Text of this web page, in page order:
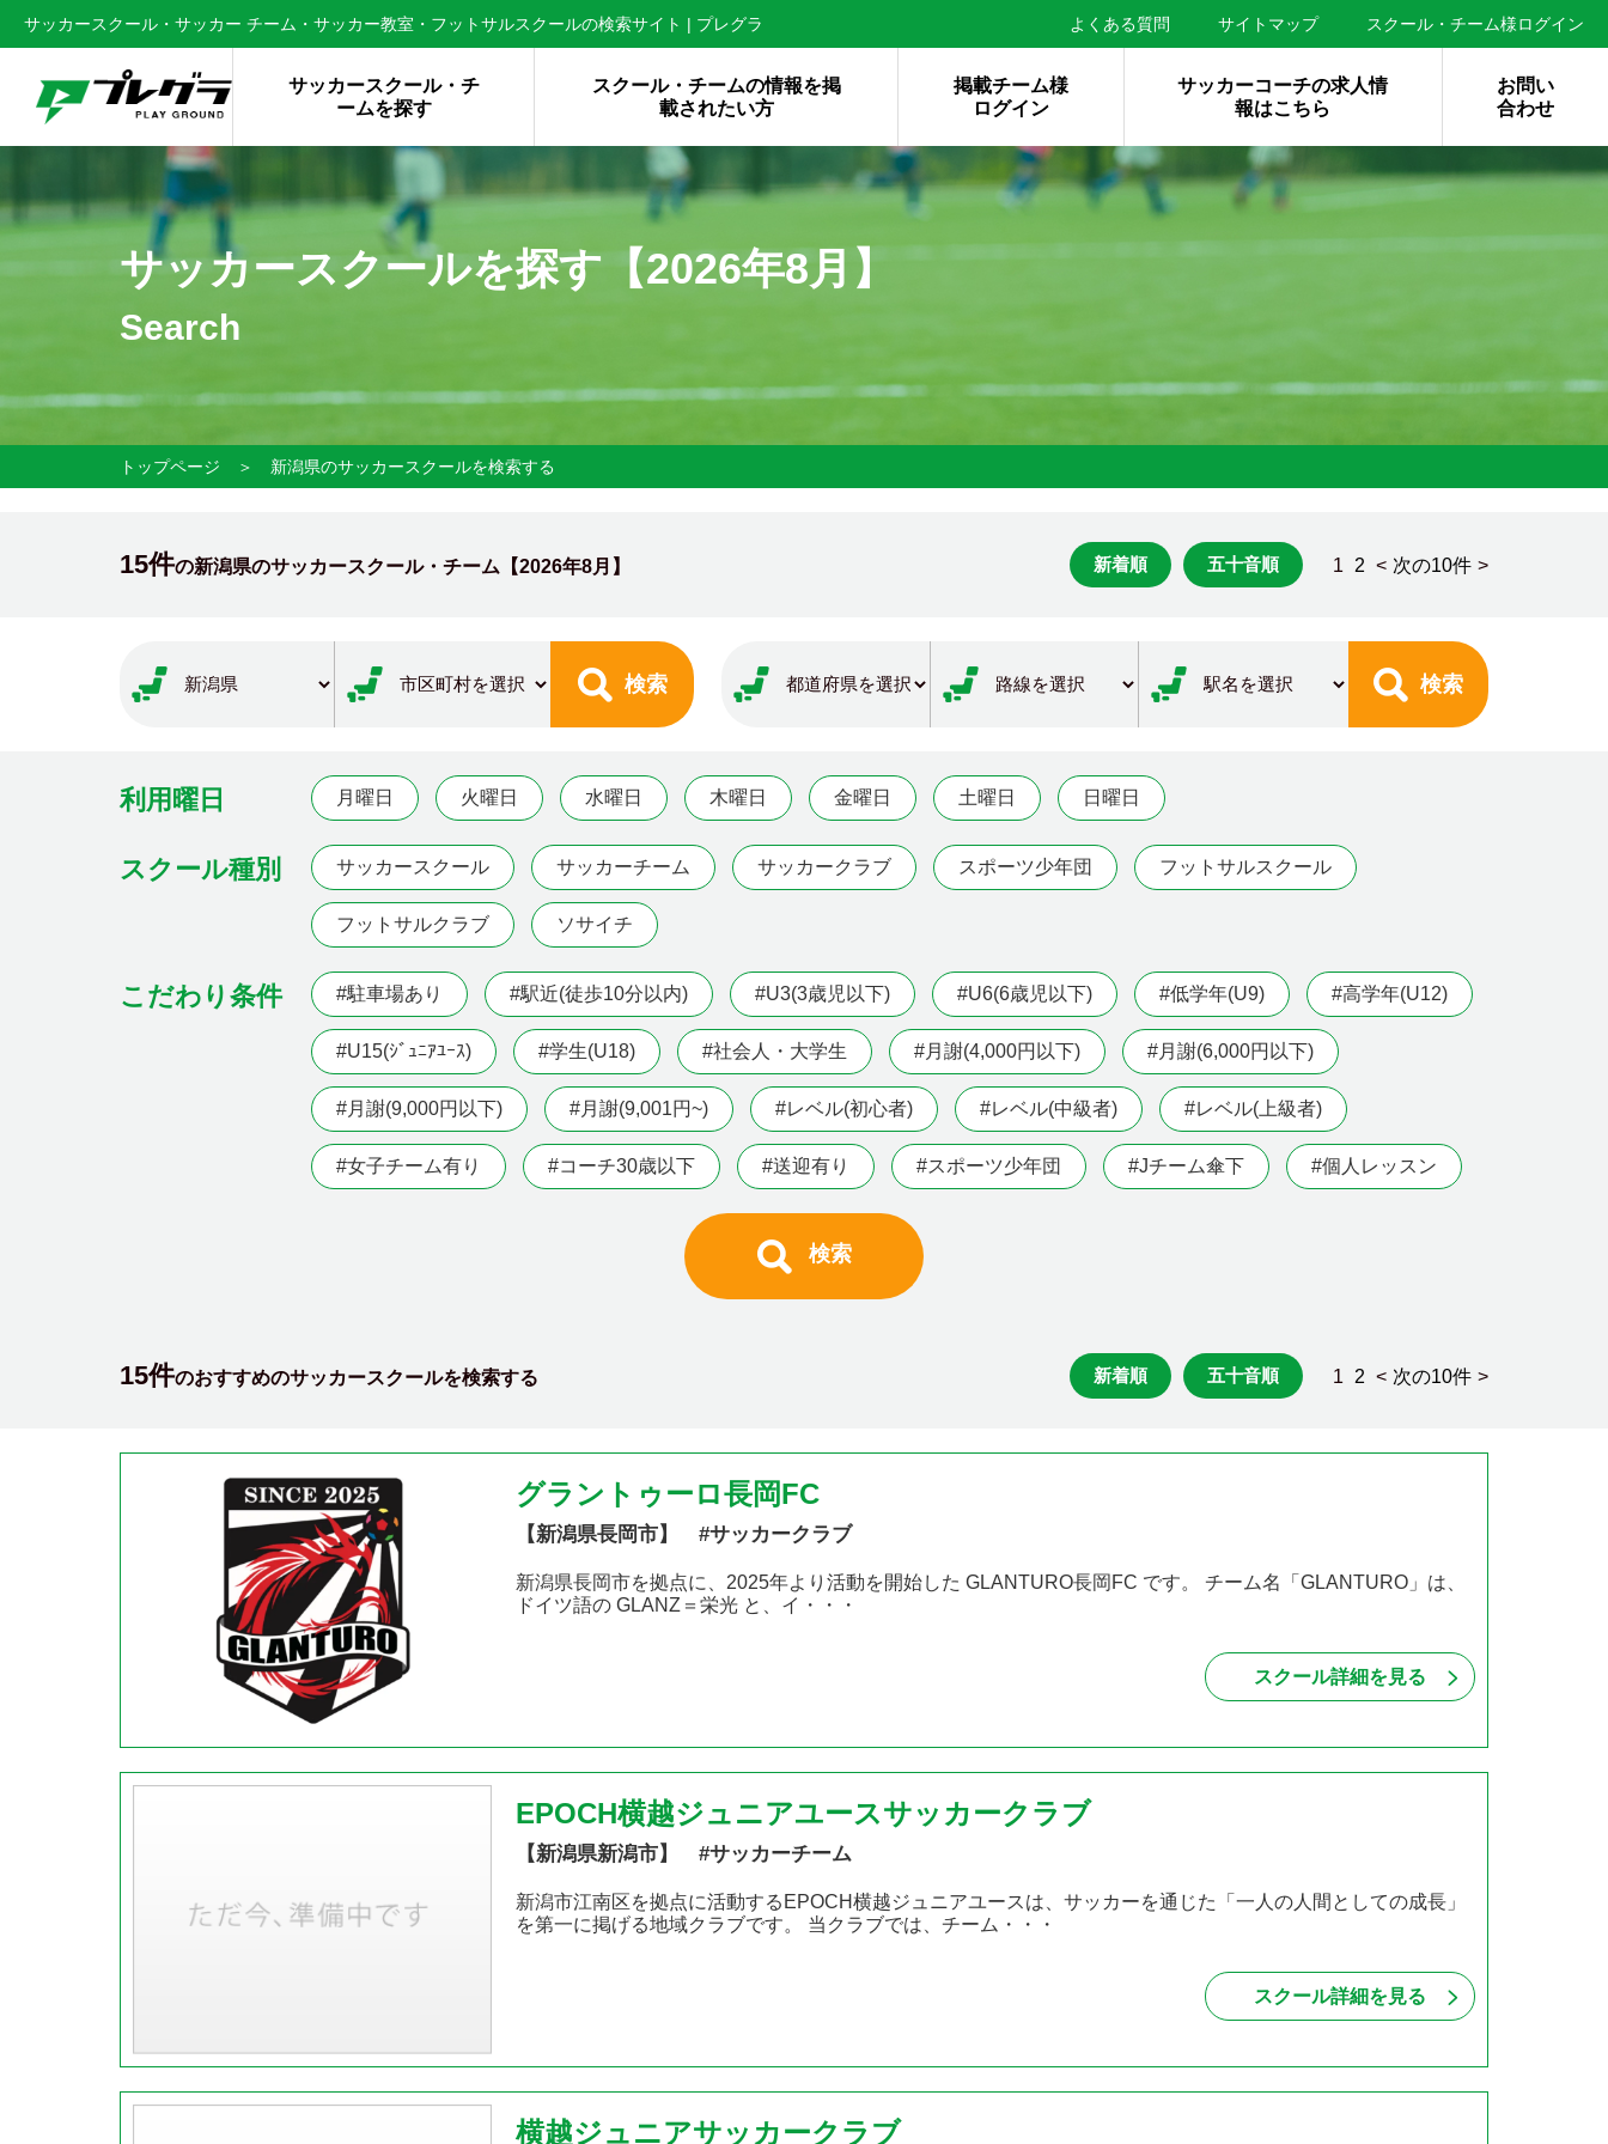
サッカースクール・サッカー チーム・サッカー教室・フットサルスクールの検索サイト | プレグラ よくある質問 サイトマップ スクール・チーム様ログイン
サッカースクール・チ
ームを探す
スクール・チームの情報を掲
載されたい方
掲載チーム様
ログイン
サッカーコーチの求人情
報はこちら
お問い
合わせ
サッカースクールを探す【2026年8月】
Search
トップページ ＞ 新潟県のサッカースクールを検索する
15件の新潟県のサッカースクール・チーム【2026年8月】 新着順 五十音順 1 2 < 次の10件 >
検索 検索
利用曜日 月曜日 火曜日 水曜日 木曜日 金曜日 土曜日 日曜日
スクール種別 サッカースクール サッカーチーム サッカークラブ スポーツ少年団 フットサルスクール
フットサルクラブ ソサイチ
こだわり条件 #駐車場あり #駅近(徒歩10分以内) #U3(3歳児以下) #U6(6歳児以下) #低学年(U9) #高学年(U12)
#U15(ｼﾞｭﾆｱﾕｰｽ) #学生(U18) #社会人・大学生 #月謝(4,000円以下) #月謝(6,000円以下)
#月謝(9,000円以下) #月謝(9,001円~) #レベル(初心者) #レベル(中級者) #レベル(上級者)
#女子チーム有り #コーチ30歳以下 #送迎有り #スポーツ少年団 #Jチーム傘下 #個人レッスン
検索
15件のおすすめのサッカースクールを検索する 新着順 五十音順 1 2 < 次の10件 >
グラントゥーロ長岡FC
【新潟県長岡市】 #サッカークラブ
新潟県長岡市を拠点に、2025年より活動を開始した GLANTURO長岡FC です。 チーム名「GLANTURO」は、
ドイツ語の GLANZ＝栄光 と、イ・・・
スクール詳細を見る
EPOCH横越ジュニアユースサッカークラブ
【新潟県新潟市】 #サッカーチーム
新潟市江南区を拠点に活動するEPOCH横越ジュニアユースは、サッカーを通じた「一人の人間としての成長」
を第一に掲げる地域クラブです。 当クラブでは、チーム・・・
スクール詳細を見る
横越ジュニアサッカークラブ